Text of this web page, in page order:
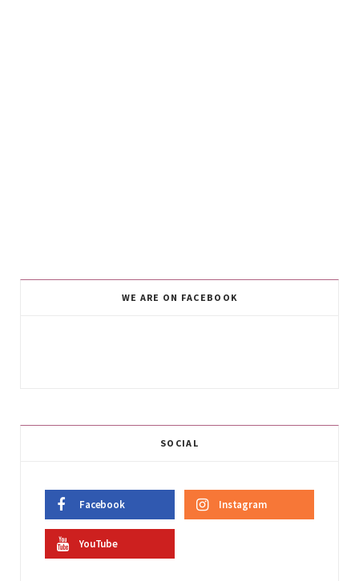
WE ARE ON FACEBOOK
SOCIAL
Facebook Instagram
YouTube